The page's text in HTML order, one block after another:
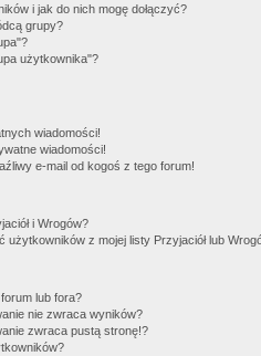
i jak do nich mogę dołączyć?
grupy?
użytkownika"?
wiadomości!
wiadomości!
e-mail od kogoś z tego forum!
i Wrogów?
użytkowników z mojej listy Przyjaciół lub
lub fora?
nie zwraca wyników?
zwraca pustą stronę!?